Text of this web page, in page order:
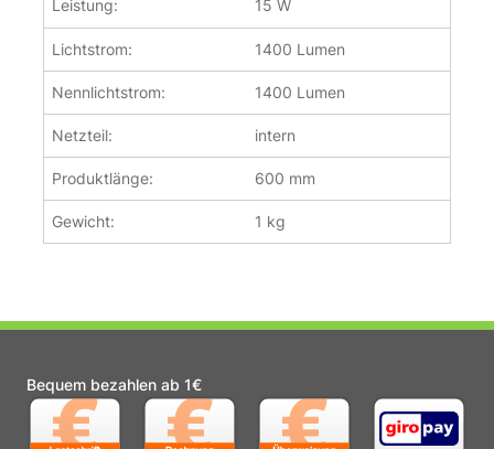
Leistung: 15 W
Lichtstrom: 1400 Lumen
Nennlichtstrom: 1400 Lumen
Netzteil: intern
Produktlänge: 600 mm
Gewicht: 1 kg
Bequem bezahlen ab 1€